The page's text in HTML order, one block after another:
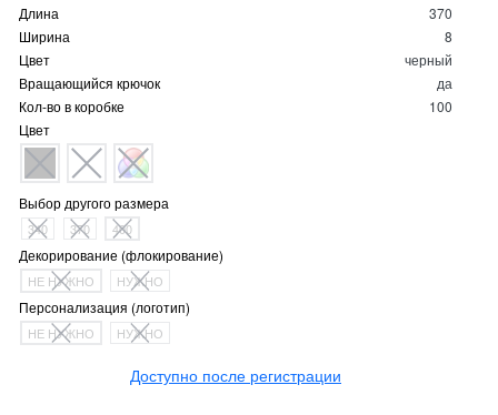
Длина
370
Ширина
8
Цвет
черный
Вращающийся крючок
да
Кол-во в коробке
100
Цвет
Выбор другого размера
340 370 400
Декорирование (флокирование)
НЕ НУЖНО НУЖНО
Персонализация (логотип)
НЕ НУЖНО НУЖНО
Доступно после регистрации